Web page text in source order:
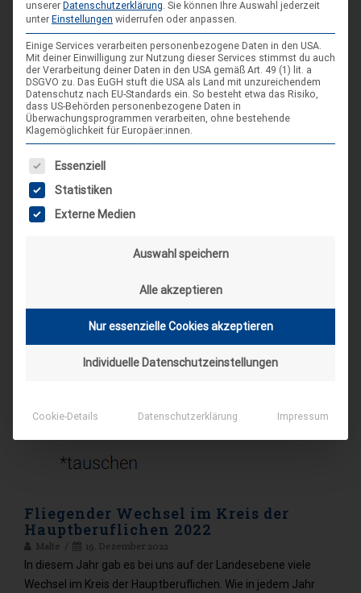
FSJ beim VCP Niedersachsen –
Stellenausschreibung
Henri 1. Mai 2023
Ausschreibung für ein Freiwilliges Soziales Jahr im
Südstadtbüro des VCP Land Niedersachsen Du bist
zwischen 16 und 26 Jahren alt und bereits bei den
Pfadfindern aktiv oder möchtest die Arbeit im VCP
kennenlernen? Du möchtest dich für eine gute Sache
engagieren und dabei wertvolle Erfahrungen sammeln? Dann
haben wir genau das Richtige für dich! Wir suchen für dieses
Jahr ab 1. September engagierte und motivierte
Fliegender Wechsel im Kreis der
Hauptberuflichen 2022
Malte 19. Dezember 2022
In diesem Jahr gab es bei uns auf der Landesebene viele
Wechsel im Kreis der Hauptberuflichen. Wie in jedem Jahr
unserer Datenschutzerklärung. Sie können Ihre Auswahl jederzeit
unter Einstellungen widerrufen oder anpassen.
Einige Services verarbeiten personenbezogene Daten in den USA.
Mit deiner Einwilligung zur Nutzung dieser Services stimmst du auch
der Verarbeitung deiner Daten in den USA gemäß Art. 49 (1) lit. a
DSGVO zu. Das EuGH stuft die USA als Land mit unzureichendem
Datenschutz nach EU-Standards ein. So besteht etwa das Risiko,
dass US-Behörden personenbezogene Daten in
Überwachungsprogrammen verarbeiten, ohne bestehende
Klagemöglichkeit für Europäer:innen.
Es folgt eine Liste der Service-Gruppen, für die eine
Essenziell
Statistiken
Externe Medien
Auswahl speichern
Alle akzeptieren
Nur essenzielle Cookies akzeptieren
Individuelle Datenschutzeinstellungen
Cookie-Details Datenschutzerklärung Impressum